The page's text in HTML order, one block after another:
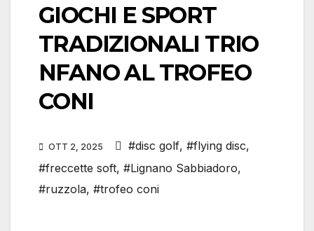
GIOCHI E SPORT
TRADIZIONALI TRIO
NFANO AL TROFEO
CONI
OTT 2, 2025 #disc golf, #flying disc,
#freccette soft, #Lignano Sabbiadoro,
#ruzzola, #trofeo coni